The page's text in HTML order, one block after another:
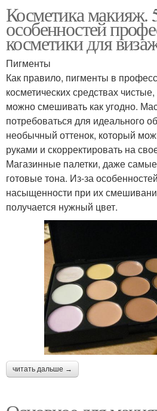
Косметика макияж.
особенностей
косметики для
Пигменты
Как правило, пигменты в
косметических средствах
можно смешивать как угодно.
потребоваться для идеального
необычный оттенок, который
руками и скорректировать на
Магазинные палетки, даже
готовые тона. Из-за
насыщенности при их
получается нужный цвет.
читать дальше →